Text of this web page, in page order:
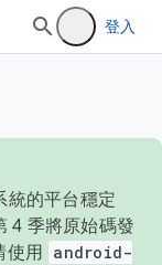
登入
統的平台穩定
4 季將原始碼發
使用 android-